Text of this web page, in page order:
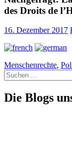
des Droits de
16. Dezember 2017
Menschenrechte,
Suche
nach:
Die Blogs